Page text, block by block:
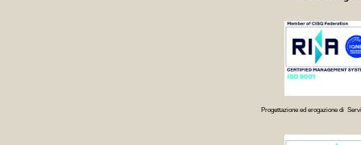
Progettazione ed erogazione di